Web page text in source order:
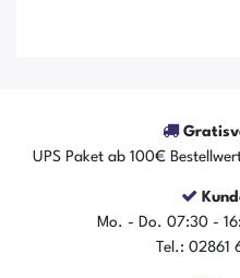
UPS Paket ab 100€
Mo. - Do. 07:30 -
Tel.: 02861